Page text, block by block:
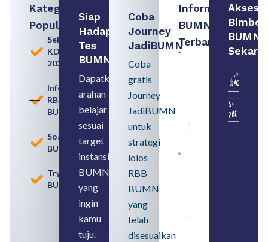
Kategori
Populer
Seleksi
KDKMP
2026
Informasi
RBB
BUMN
Soal
BUMN
Tryout
BUMN
Siap
Hadapi
Tes
BUMN
Dapatkan
arahan
belajar
sesuai
target
instansi
BUMN
yang
ingin
kamu
tuju.
Coba
Journey
JadiBUMN
Coba
gratis
Journey
JadiBUMN
untuk
strategi
lolos
RBB
BUMN
yang
telah
disesuaikan
Informasi
BUMN
Terbaru:
Pengertian,
Perbedaan,
serta Jenis
August 6,
2026
SMA
Syarat,
Akses
Bimbel
BUMN